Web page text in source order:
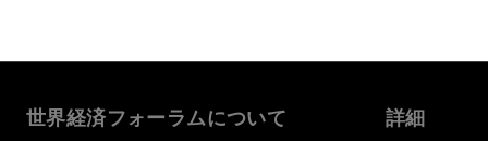
世界経済フォーラムについて 詳細